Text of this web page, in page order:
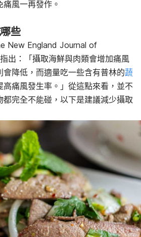
風一再發作。
些
New England Journal of
出：「 攝取海鮮與肉類會增加痛風
會降低，而適量吃一些含有普林的蔬
高痛風發生率。」 從這點來看，並不
都完全不能碰，以下是建議減少攝取